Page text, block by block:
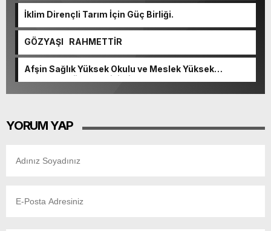
İklim Dirençli Tarım İçin Güç Birliği.
GÖZYAŞI RAHMETTİR
Afşin Sağlık Yüksek Okulu ve Meslek Yüksek
Okulunda görev değişimi!
YORUM YAP